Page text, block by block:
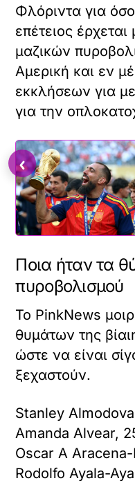
Φλόριντα για
επέτειος
μαζικών
Αμερική και εν
εκκλήσεων για
για την
Ποια ήταν τα
πυροβολισμού
To PinkNews
θυμάτων της
ώστε να είναι
ξεχαστούν.
Stanley
Amanda Alvear,
Oscar A
Rodolfo Ayala-
‹